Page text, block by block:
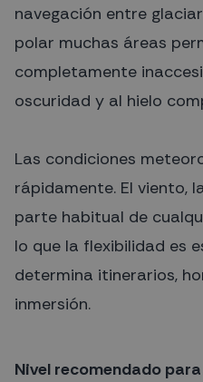
navegación entre
polar muchas áreas
completamente
oscuridad y al hielo
Las condiciones
rápidamente. El viento,
parte habitual de
lo que la flexibilidad es
determina itinerarios,
inmersión.
Nivel recomendado